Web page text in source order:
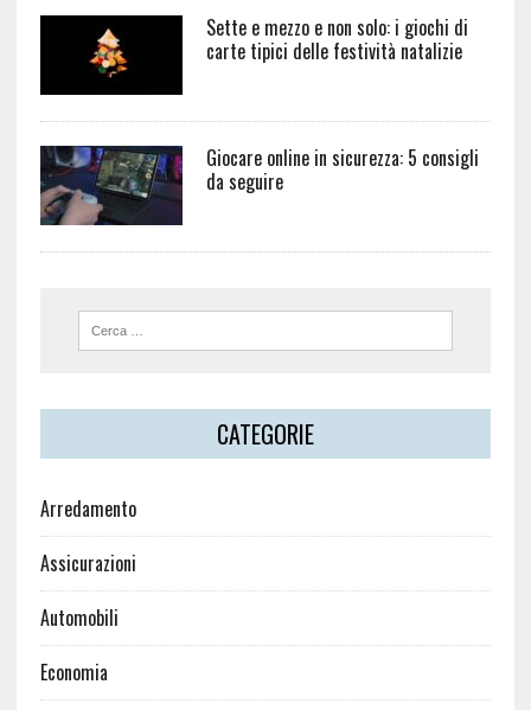
Sette e mezzo e non solo: i giochi di
carte tipici delle festività natalizie
Giocare online in sicurezza: 5 consigli
da seguire
CATEGORIE
Arredamento
Assicurazioni
Automobili
Economia